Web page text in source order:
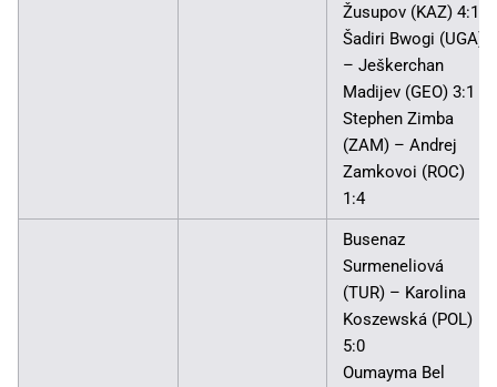
Žusupov (KAZ) 4:1
Šadiri Bwogi (UGA)
– Ješkerchan
Madijev (GEO) 3:1
Stephen Zimba
(ZAM) – Andrej
Zamkovoi (ROC)
1:4
Busenaz
Surmeneliová
(TUR) – Karolina
Koszewská (POL)
5:0
Oumayma Bel